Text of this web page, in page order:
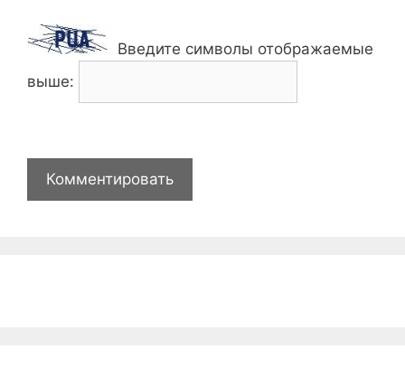
Введите символы отображаемые
выше: